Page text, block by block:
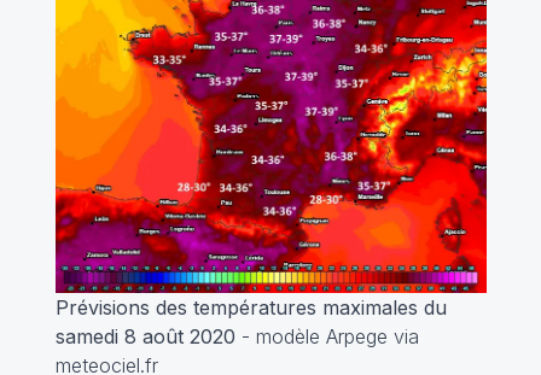
Prévisions des températures maximales du
samedi 8 août 2020 - modèle Arpege via
meteociel.fr